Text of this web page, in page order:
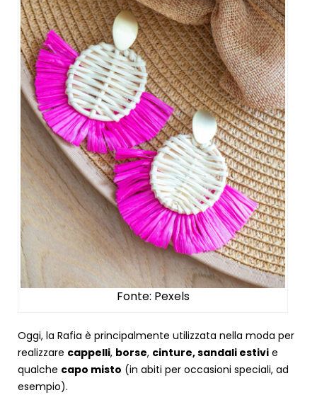
Fonte: Pexels
Oggi, la Rafia è principalmente utilizzata nella moda per
realizzare cappelli, borse, cinture, sandali estivi e
qualche capo misto (in abiti per occasioni speciali, ad
esempio).